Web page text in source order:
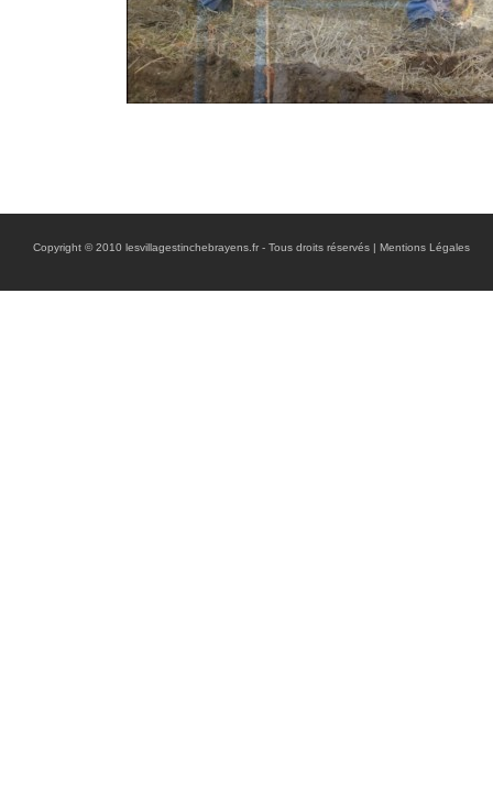
Copyright © 2010 lesvillagestinchebrayens.fr - Tous droits réservés | Mentions Légales